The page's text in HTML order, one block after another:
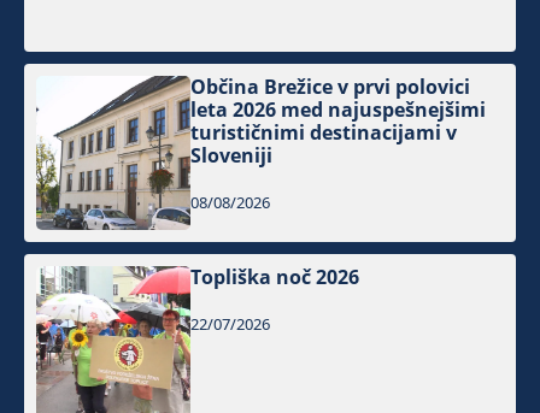
Občina Brežice v prvi polovici
leta 2026 med najuspešnejšimi
turističnimi destinacijami v
Sloveniji
08/08/2026
Topliška noč 2026
22/07/2026